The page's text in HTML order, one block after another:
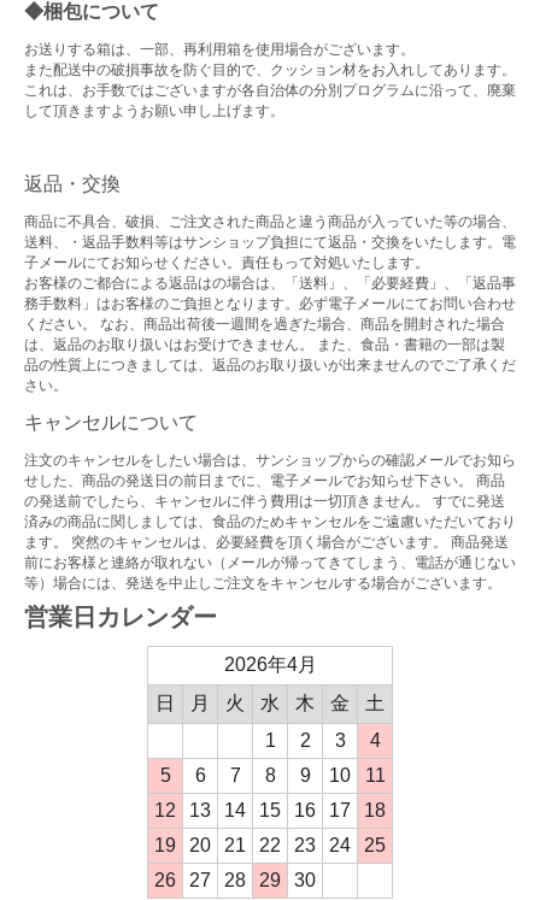
◆梱包について
お送りする箱は、一部、再利用箱を使用場合がございます。
また配送中の破損事故を防ぐ目的で、クッション材をお入れしてあります。
これは、お手数ではございますが各自治体の分別プログラムに沿って、廃棄
して頂きますようお願い申し上げます。
返品・交換
商品に不具合、破損、ご注文された商品と違う商品が入っていた等の場合、
送料、・返品手数料等はサンショップ負担にて返品・交換をいたします。電
子メールにてお知らせください。責任もって対処いたします。
お客様のご都合による返品はの場合は、「送料」、「必要経費」、「返品事
務手数料」はお客様のご負担となります。必ず電子メールにてお問い合わせ
ください。 なお、商品出荷後一週間を過ぎた場合、商品を開封された場合
は、返品のお取り扱いはお受けできません。 また、食品・書籍の一部は製
品の性質上につきましては、返品のお取り扱いが出来ませんのでご了承くだ
さい。
キャンセルについて
注文のキャンセルをしたい場合は、サンショップからの確認メールでお知ら
せした、商品の発送日の前日までに、電子メールでお知らせ下さい。 商品
の発送前でしたら、キャンセルに伴う費用は一切頂きません。 すでに発送
済みの商品に関しましては、食品のためキャンセルをご遠慮いただいており
ます。 突然のキャンセルは、必要経費を頂く場合がございます。 商品発送
前にお客様と連絡が取れない（メールが帰ってきてしまう、電話が通じない
等）場合には、発送を中止しご注文をキャンセルする場合がございます。
営業日カレンダー
2026年4月
日
月 火 水 木 金
土
1
2 3
4
5
6 7 8 9 10
11
12
13 14 15 16 17
18
19
20 21 22 23 24
25
26
27 28 29 30